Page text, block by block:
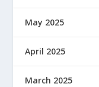
May 2025
April 2025
March 2025